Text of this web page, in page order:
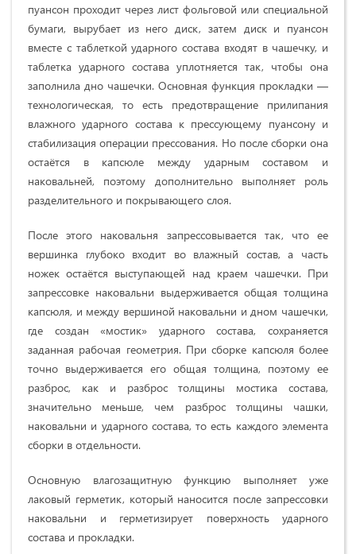
пуансон проходит через лист фольговой или специальной
бумаги, вырубает из него диск, затем диск и пуансон
вместе с таблеткой ударного состава входят в чашечку, и
таблетка ударного состава уплотняется так, чтобы она
заполнила дно чашечки. Основная функция прокладки —
технологическая, то есть предотвращение прилипания
влажного ударного состава к прессующему пуансону и
стабилизация операции прессования. Но после сборки она
остаётся в капсюле между ударным составом и
наковальней, поэтому дополнительно выполняет роль
разделительного и покрывающего слоя.
После этого наковальня запрессовывается так, что ее
вершинка глубоко входит во влажный состав, а часть
ножек остаётся выступающей над краем чашечки. При
запрессовке наковальни выдерживается общая толщина
капсюля, и между вершиной наковальни и дном чашечки,
где создан «мостик» ударного состава, сохраняется
заданная рабочая геометрия. При сборке капсюля более
точно выдерживается его общая толщина, поэтому ее
разброс, как и разброс толщины мостика состава,
значительно меньше, чем разброс толщины чашки,
наковальни и ударного состава, то есть каждого элемента
сборки в отдельности.
Основную влагозащитную функцию выполняет уже
лаковый герметик, который наносится после запрессовки
наковальни и герметизирует поверхность ударного
состава и прокладки.